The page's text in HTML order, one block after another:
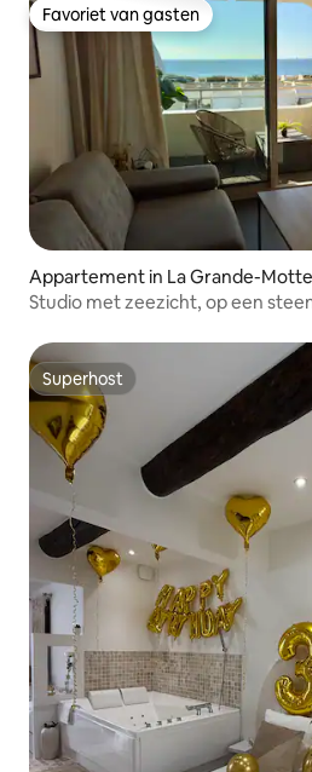
Favoriet van gasten
Favoriet van gasten
Appartement in La Grande-Motte
Studio met zeezicht, op een
Superhost
Superhost